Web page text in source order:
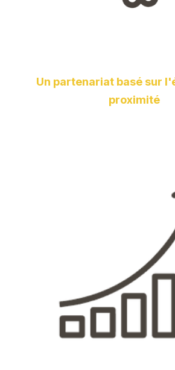
Un partenariat basé sur
proximité